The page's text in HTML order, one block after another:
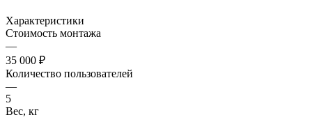
Характеристики
Стоимость монтажа
—
35 000 ₽
Количество пользователей
—
5
Вес, кг